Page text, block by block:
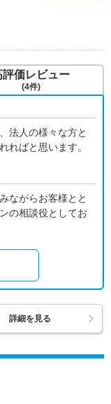
法人の様々な方と
ればと思います。
ながらお客様とと
の相談役としてお
評価レビュー
(4件)
詳細を見る